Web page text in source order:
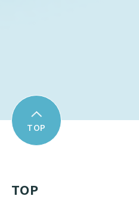
TOP
TOP